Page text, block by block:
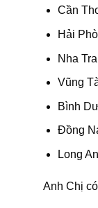
Cần
Hải
Nha
Vũng
Bình
Đồng
Long An
Anh Chị